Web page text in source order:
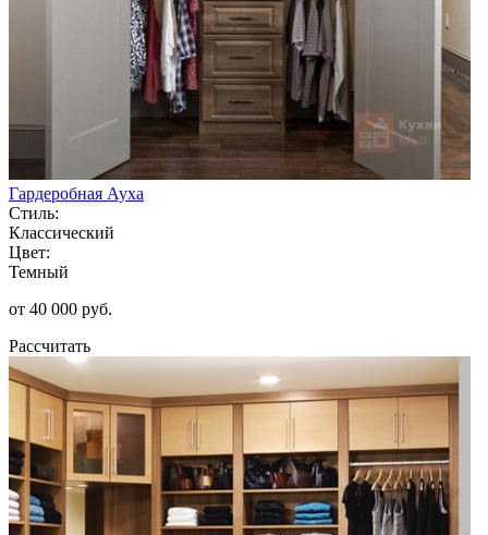
Гардеробная Ауха
Стиль:
Классический
Цвет:
Темный
от 40 000 руб.
Рассчитать